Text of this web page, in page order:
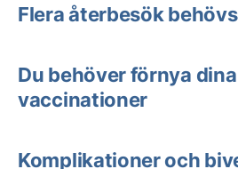
Flera återbesök behövs
Du behöver förnya dina
vaccinationer
Komplikationer och